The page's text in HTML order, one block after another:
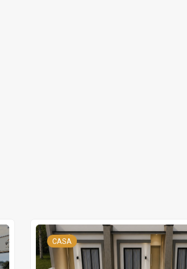
CASA